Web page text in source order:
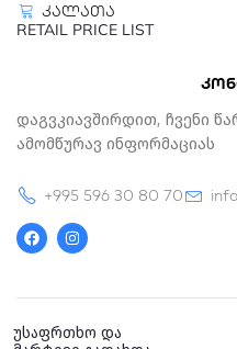
კალათა
RETAIL PRICE LIST
Დაგვკიავშირდით, Ჩვენი
Ამომწურავ Ინფორმაციას
+995 596 30 80 70
a
c
e
o
n
s
t
r
m
უსაფრთხო და